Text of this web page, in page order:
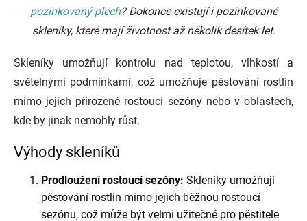
pozinkovaný plech? Dokonce existují i pozinkované
skleníky, které mají životnost až několik desítek let.
Skleníky umožňují kontrolu nad teplotou, vlhkostí a
světelnými podmínkami, což umožňuje pěstování rostlin
mimo jejich přirozené rostoucí sezóny nebo v oblastech,
kde by jinak nemohly růst.
Výhody skleníků
Prodloužení rostoucí sezóny: Skleníky umožňují
pěstování rostlin mimo jejich běžnou rostoucí
sezónu, což může být velmi užitečné pro pěstitele